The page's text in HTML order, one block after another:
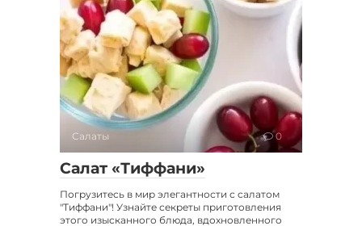
Салаты 0
Салат «Тиффани»
Погрузитесь в мир элегантности с салатом
"Тиффани"! Узнайте секреты приготовления
этого изысканного блюда, вдохновленного